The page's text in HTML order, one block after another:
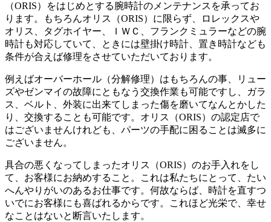
（ORIS）をはじめとする腕時計のメンテナンスを承ってお
ります。もちろんオリス（ORIS）に限らず、ロレックスや
オリス、タグホイヤー、ＩＷＣ、フランクミュラーなどの腕
時計も対応していて、ときには壁掛け時計、置き時計なども
条件が合えば修理をさせていただいております。
例えばオーバーホール（分解修理）はもちろんの事、リュー
ズやゼンマイの故障にともなう交換作業も可能ですし、ガラ
ス、ベルト、外装に出来てしまった傷を磨いてなんとかした
り、交換することも可能です。オリス（ORIS）の認定店で
はございませんけれども、パーツの手配に困ることは滅多に
ございません。
具合の悪くなってしまったオリス（ORIS）のお手入れをし
て、お客様にお納めすること。これは私たちにとって、たい
へんやりがいのあるお仕事です。何故ならば、時計を直すつ
いでにお客様にも喜ばれるからです。これほど光栄で、幸せ
なことはないと断言いたします。